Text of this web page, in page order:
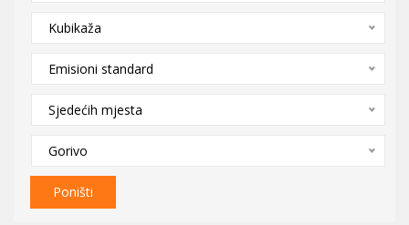
Kubikaža
Emisioni standard
Sjedećih mjesta
Gorivo
Poništi